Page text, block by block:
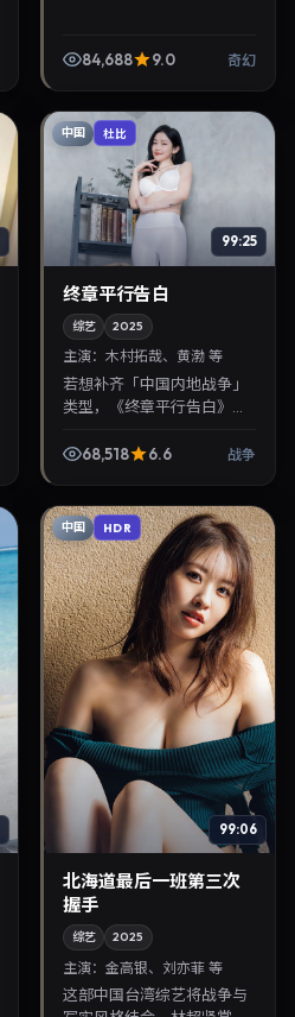
84,688 9.0 奇幻
中国 杜比
99:25
终章平行告白
综艺 2025
主演：木村拓哉、黄渤 等
若想补齐「中国内地战争」
类型，《终章平行告白》值
拓哉、黄渤主演，2025年4
68,518 6.6 战争
中国 HDR
99:06
北海道最后一班第三次
握手
综艺 2025
主演：金高银、刘亦菲 等
这部中国台湾综艺将战争与